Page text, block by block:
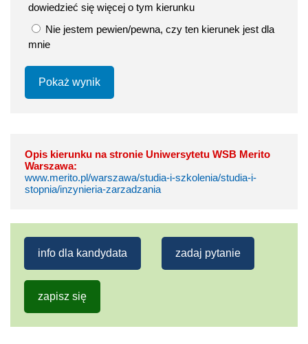
dowiedzieć się więcej o tym kierunku
Nie jestem pewien/pewna, czy ten kierunek jest dla
mnie
Pokaż wynik
Opis kierunku na stronie Uniwersytetu WSB Merito
Warszawa:
www.merito.pl/warszawa/studia-i-szkolenia/studia-i-
stopnia/inzynieria-zarzadzania
info dla kandydata zadaj pytanie
zapisz się